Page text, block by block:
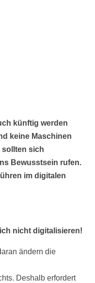
künftig werden
keine Maschinen
sollten sich
Bewusstsein rufen.
im digitalen
nicht digitalisieren!
ändern die
Deshalb erfordert